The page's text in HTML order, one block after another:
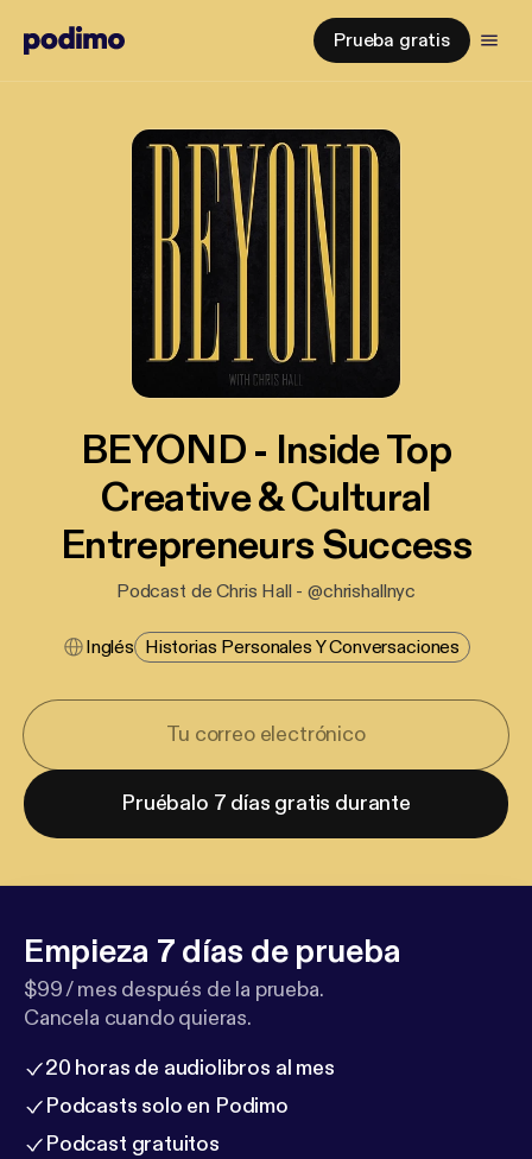
Prueba gratis
BEYOND - Inside Top
Creative & Cultural
Entrepreneurs Success
Podcast de Chris Hall - @chrishallnyc
Inglés Historias Personales Y Conversaciones
Pruébalo 7 días gratis durante
Empieza 7 días de prueba
$99 / mes después de la prueba.
Cancela cuando quieras.
20 horas de audiolibros al mes
Podcasts solo en Podimo
Podcast gratuitos